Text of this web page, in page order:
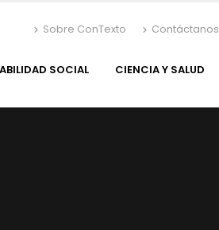
Sobre ConTexto Contáctanos
SOCIAL CIENCIA Y SALUD